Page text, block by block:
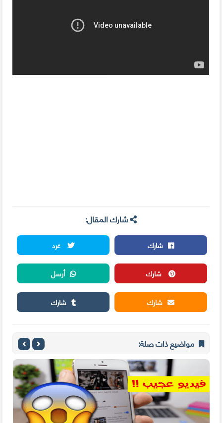
شارك المقال:
شارك
غرد
شارك
أرسل
شارك
شارك
مواضيع ذات صلة: